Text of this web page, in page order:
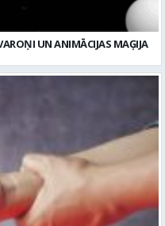
UN ANIMĀCIJAS MAĢIJA